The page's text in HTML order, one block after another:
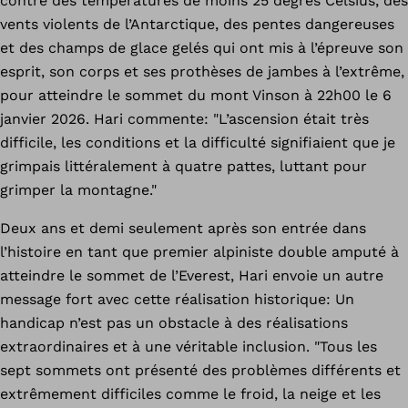
vents violents de l’Antarctique, des pentes dangereuses
et des champs de glace gelés qui ont mis à l’épreuve son
esprit, son corps et ses prothèses de jambes à l’extrême,
pour atteindre le sommet du mont Vinson à 22h00 le 6
janvier 2026. Hari commente: "L’ascension était très
difficile, les conditions et la difficulté signifiaient que je
grimpais littéralement à quatre pattes, luttant pour
grimper la montagne."
Deux ans et demi seulement après son entrée dans
l’histoire en tant que premier alpiniste double amputé à
atteindre le sommet de l’Everest, Hari envoie un autre
message fort avec cette réalisation historique: Un
handicap n’est pas un obstacle à des réalisations
extraordinaires et à une véritable inclusion. "Tous les
sept sommets ont présenté des problèmes différents et
extrêmement difficiles comme le froid, la neige et les